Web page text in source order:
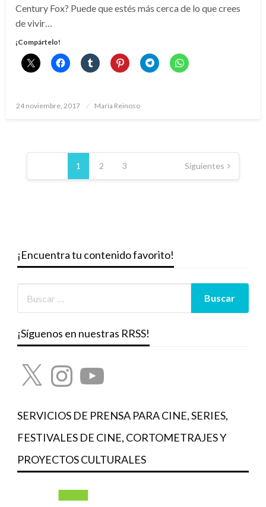
Century Fox? Puede que estés más cerca de lo que crees
de vivir…
¡Compártelo!
Publicado
24 noviembre, 2017 María Reinoso
Paginación
entradas
1 2 3 Siguientes
¡Encuentra tu contenido favorito!
¡Síguenos en nuestras RRSS!
X InstagramYouTube
SERVICIOS DE PRENSA PARA CINE, SERIES,
FESTIVALES DE CINE, CORTOMETRAJES Y
PROYECTOS CULTURALES